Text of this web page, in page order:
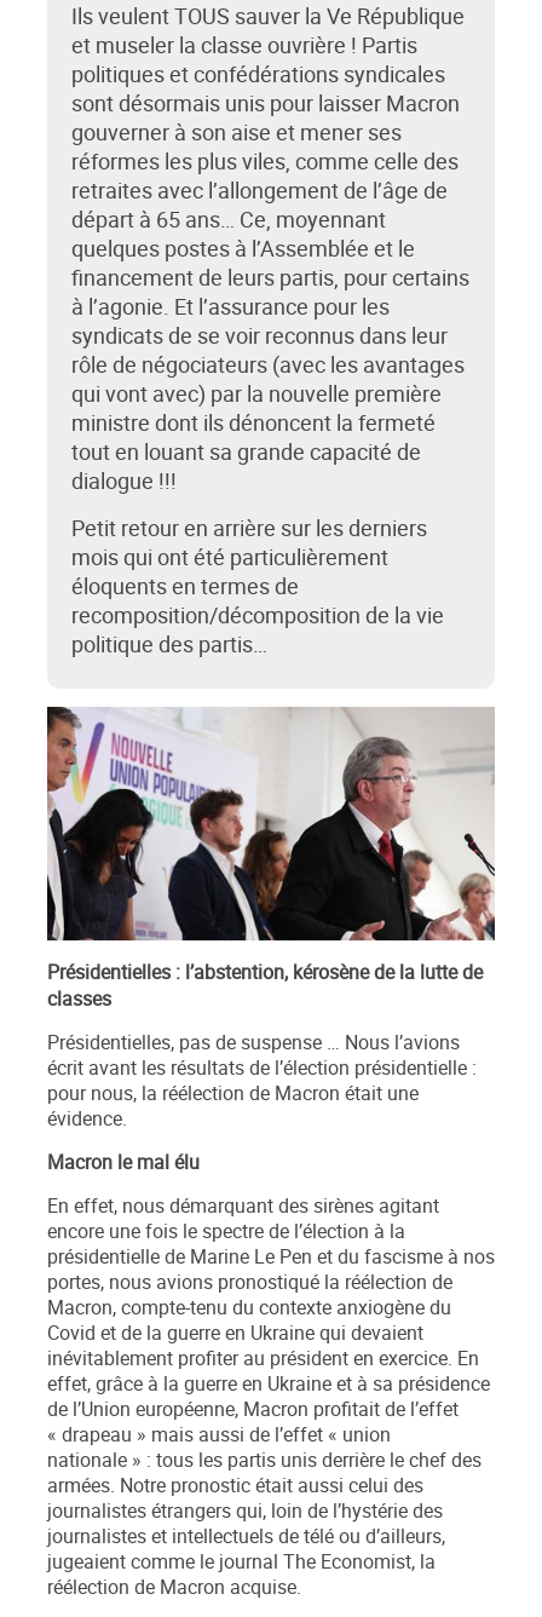
Ils veulent TOUS sauver la Ve République
et museler la classe ouvrière ! Partis
politiques et confédérations syndicales
sont désormais unis pour laisser Macron
gouverner à son aise et mener ses
réformes les plus viles, comme celle des
retraites avec l’allongement de l’âge de
départ à 65 ans… Ce, moyennant
quelques postes à l’Assemblée et le
financement de leurs partis, pour certains
à l’agonie. Et l’assurance pour les
syndicats de se voir reconnus dans leur
rôle de négociateurs (avec les avantages
qui vont avec) par la nouvelle première
ministre dont ils dénoncent la fermeté
tout en louant sa grande capacité de
dialogue !!!
Petit retour en arrière sur les derniers
mois qui ont été particulièrement
éloquents en termes de
recomposition/décomposition de la vie
politique des partis…
Présidentielles : l’abstention, kérosène de la lutte de
classes
Présidentielles, pas de suspense … Nous l’avions
écrit avant les résultats de l’élection présidentielle :
pour nous, la réélection de Macron était une
évidence.
Macron le mal élu
En effet, nous démarquant des sirènes agitant
encore une fois le spectre de l’élection à la
présidentielle de Marine Le Pen et du fascisme à nos
portes, nous avions pronostiqué la réélection de
Macron, compte-tenu du contexte anxiogène du
Covid et de la guerre en Ukraine qui devaient
inévitablement profiter au président en exercice. En
effet, grâce à la guerre en Ukraine et à sa présidence
de l’Union européenne, Macron profitait de l’effet
« drapeau » mais aussi de l’effet « union
nationale » : tous les partis unis derrière le chef des
armées. Notre pronostic était aussi celui des
journalistes étrangers qui, loin de l’hystérie des
journalistes et intellectuels de télé ou d’ailleurs,
jugeaient comme le journal The Economist, la
réélection de Macron acquise.